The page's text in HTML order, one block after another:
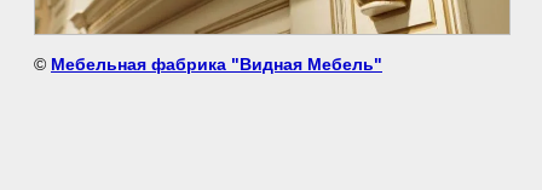
© Мебельная фабрика "Видная Мебель"